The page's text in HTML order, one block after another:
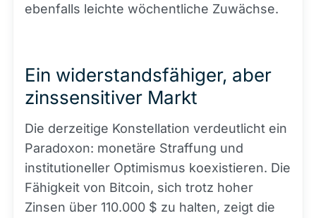
ebenfalls leichte wöchentliche Zuwächse.
Ein widerstandsfähiger, aber
zinssensitiver Markt
Die derzeitige Konstellation verdeutlicht ein
Paradoxon: monetäre Straffung und
institutioneller Optimismus koexistieren. Die
Fähigkeit von Bitcoin, sich trotz hoher
Zinsen über 110.000 $ zu halten, zeigt die